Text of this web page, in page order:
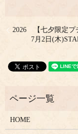
2026 【七夕限定プ
7月2日(木
HOME